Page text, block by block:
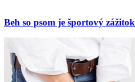
Beh so psom je športový zážitok